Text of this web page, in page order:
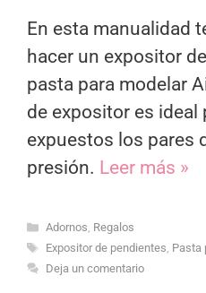
En esta manualidad
hacer un expositor
pasta para modelar
de expositor es ideal
expuestos los pares
presión. Leer más »
Categorías
Adornos, Regalos
Etiquetas
Expositor de pendientes, Pasta
Deja un comentario